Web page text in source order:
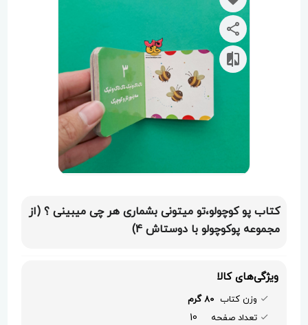
کتاب پو کوچولو،تو میتونی بشماری هر چی میبینی ؟ (از
مجموعه پوکوچولو با دوستاش 4)
ویژگی‌های کالا
وزن کتاب 80 گرم
تعداد صفحه
10